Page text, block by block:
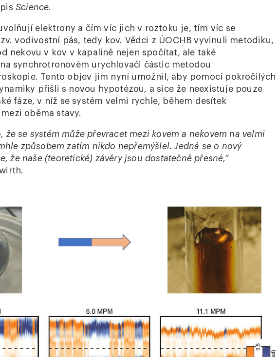
Science.
elektrony a čím víc jich v roztoku je, tím víc se
vodivostní pás, tedy kov. Vědci z ÚOCHB vyvinuli metodiku,
nekovu v kov v kapalině nejen spočítat, ale také
synchrotronovém urychlovači částic metodou
Tento objev jim nyní umožnil, aby pomocí pokročilých
přišli s novou hypotézou, a sice že neexistuje pouze
fáze, v níž se systém velmi rychle, během desítek
oběma stavy.
že se systém může převracet mezi kovem a nekovem na velmi
způsobem zatím nikdo nepřemýšlel. Jedná se o nový
že naše (teoretické) závěry jsou dostatečně přesné,“